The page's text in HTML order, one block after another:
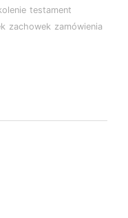
testament
zachowek zamówienia